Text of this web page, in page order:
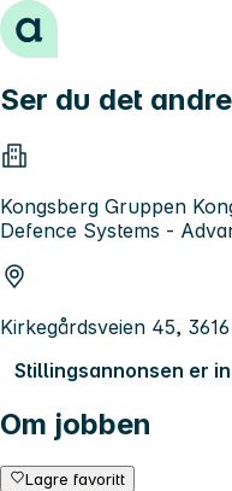
Hopp til innhold
Ser du det
Kongsberg Gruppen
Defence Systems -
Kirkegårdsveien 45,
Stillingsannonsen er
Om jobben
Lagre favoritt